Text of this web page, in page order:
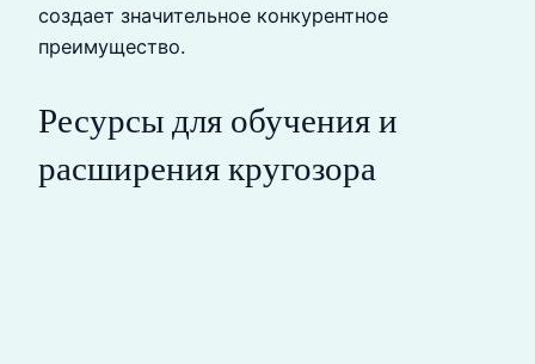
создает значительное конкурентное
преимущество.
Ресурсы для обучения и
расширения кругозора